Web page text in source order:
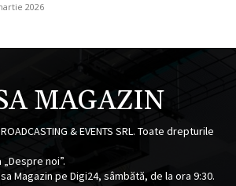
2026
MAGAZIN
& EVENTS SRL. Toate drepturile
noi”.
Magazin pe Digi24, sâmbătă, de la ora 9:30.